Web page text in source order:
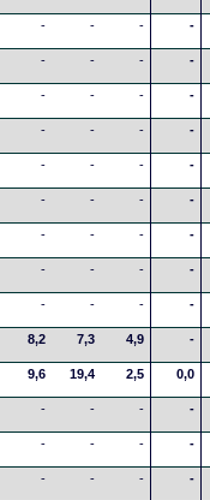
- - - -
- - - -
- - - -
- - - -
- - - -
- - - -
- - - -
- - - -
- - - -
8,2 7,3 4,9 -
9,6 19,4 2,5 0,0
- - - -
- - - -
- - - -